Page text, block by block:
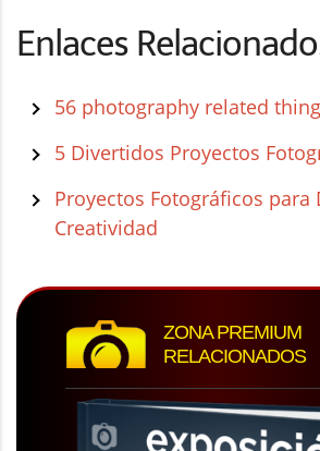
Enlaces
56 photography related
5 Divertidos Proyectos
Proyectos Fotográficos para
Creatividad
ZONA PREMIUM
RELACIONADOS